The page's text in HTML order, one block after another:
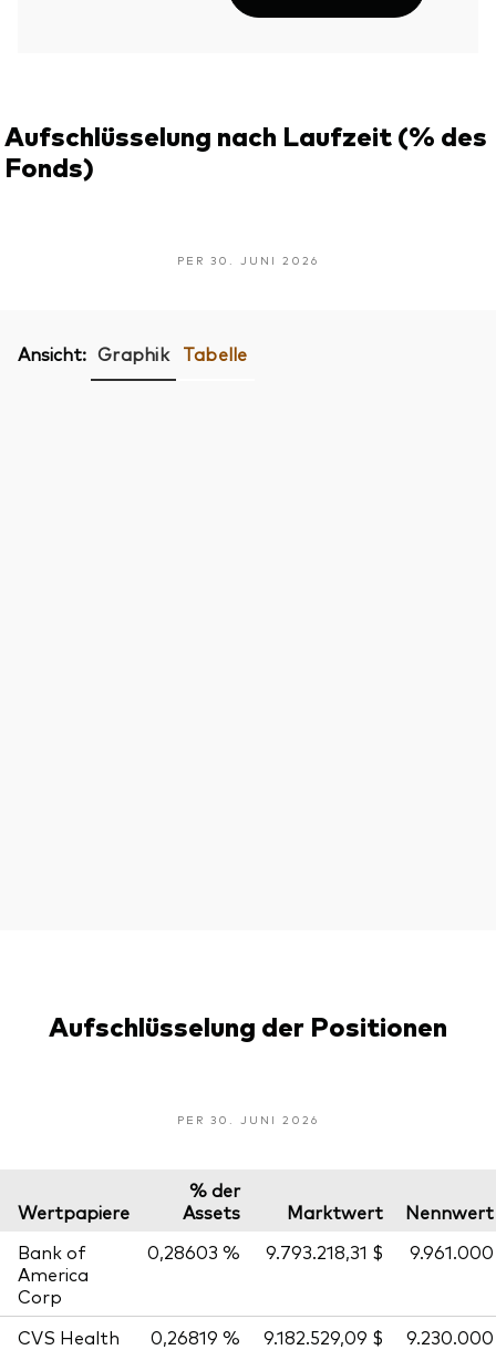
Aufschlüsselung nach Laufzeit (% des
Fonds)
PER 30. JUNI 2026
Ansicht: Graphik Tabelle
Aufschlüsselung der Positionen
PER 30. JUNI 2026
Wertpapiere
% der
Assets
Marktwert
Nennwert
Bank of
America
Corp
0,28603 % 9.793.218,31 $ 9.961.000
CVS Health
0,26819 % 9.182.529,09 $ 9.230.000